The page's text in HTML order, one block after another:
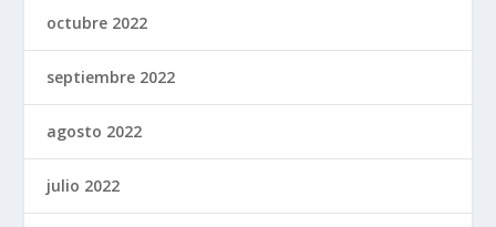
octubre 2022
septiembre 2022
agosto 2022
julio 2022